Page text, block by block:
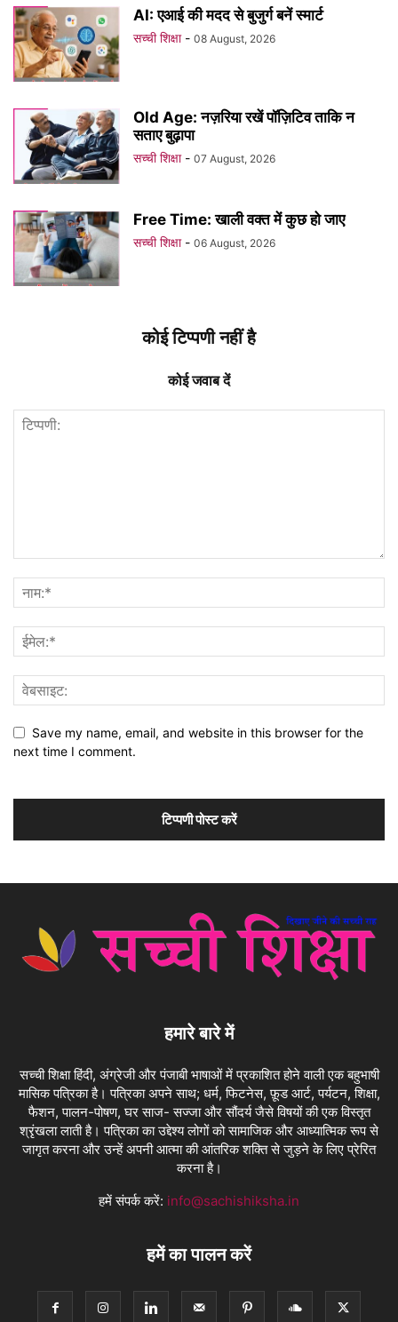
AI: एआई की मदद से बुजुर्ग बनें स्मार्ट
सच्ची शिक्षा - 08 August, 2026
Old Age: नज़रिया रखें पॉज़िटिव ताकि न
सताए बुढ़ापा
सच्ची शिक्षा - 07 August, 2026
Free Time: खाली वक्त में कुछ हो जाए
सच्ची शिक्षा - 06 August, 2026
कोई टिप्पणी नहीं है
कोई जवाब दें
Save my name, email, and website in this browser for the
next time I comment.
हमारे बारे में
सच्ची शिक्षा हिंदी, अंग्रेजी और पंजाबी भाषाओं में प्रकाशित होने वाली एक बहुभाषी
मासिक पत्रिका है। पत्रिका अपने साथ; धर्म, फिटनेस, फ़ूड आर्ट, पर्यटन, शिक्षा,
फैशन, पालन-पोषण, घर साज- सज्जा और सौंदर्य जैसे विषयों की एक विस्तृत
श्रृंखला लाती है। पत्रिका का उद्देश्य लोगों को सामाजिक और आध्यात्मिक रूप से
जागृत करना और उन्हें अपनी आत्मा की आंतरिक शक्ति से जुड़ने के लिए प्रेरित
करना है।
हमें संपर्क करें: info@sachishiksha.in
हमें का पालन करें